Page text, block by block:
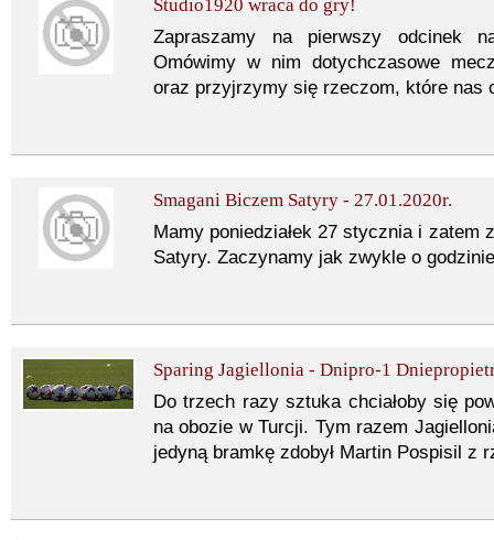
Studio1920 wraca do gry!
Zapraszamy na pierwszy odcinek
Omówimy w nim dotychczasowe
oraz przyjrzymy się rzeczom, które nas
Smagani Biczem Satyry - 27.01.2020r.
Mamy poniedziałek 27 stycznia i zatem
Satyry. Zaczynamy jak zwykle o
Sparing Jagiellonia - Dnipro-1
Do trzech razy sztuka chciałoby się
na obozie w Turcji. Tym razem
jedyną bramkę zdobył Martin Pospisil z